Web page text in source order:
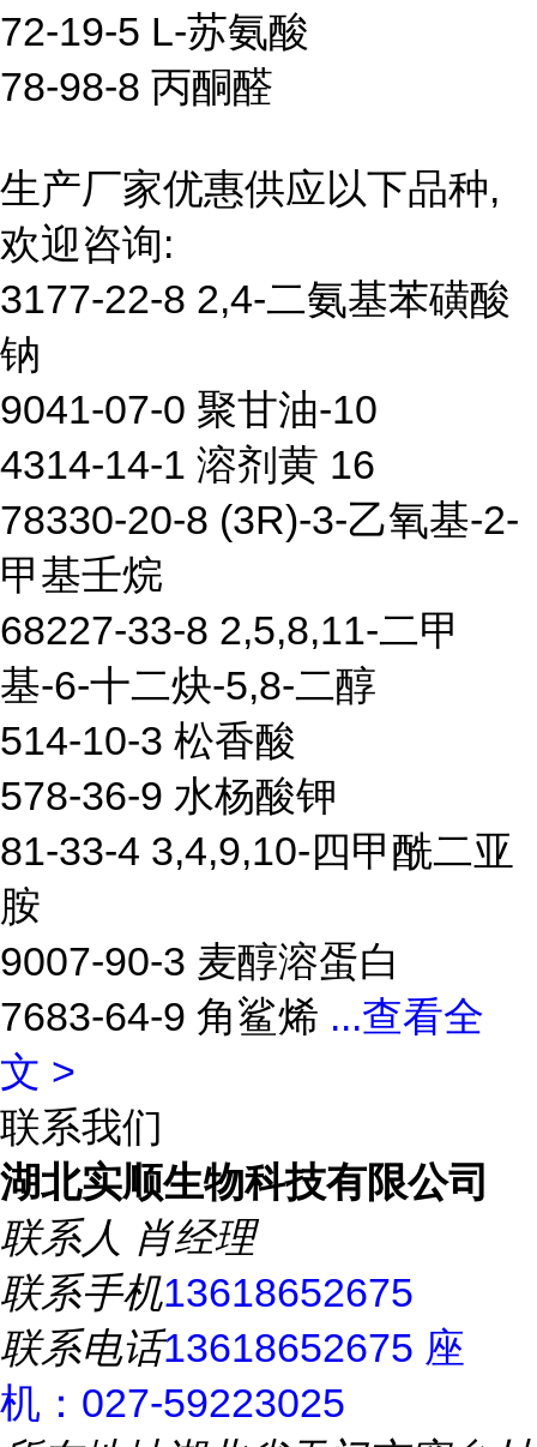
72-19-5 L-苏氨酸
78-98-8 丙酮醛
生产厂家优惠供应以下品种,
欢迎咨询:
3177-22-8 2,4-二氨基苯磺酸
钠
9041-07-0 聚甘油-10
4314-14-1 溶剂黄 16
78330-20-8 (3R)-3-乙氧基-2-
甲基壬烷
68227-33-8 2,5,8,11-二甲
基-6-十二炔-5,8-二醇
514-10-3 松香酸
578-36-9 水杨酸钾
81-33-4 3,4,9,10-四甲酰二亚
胺
9007-90-3 麦醇溶蛋白
7683-64-9 角鲨烯 ...查看全
文 >
联系我们
湖北实顺生物科技有限公司
联系人 肖经理
联系手机13618652675
联系电话13618652675 座
机：027-59223025